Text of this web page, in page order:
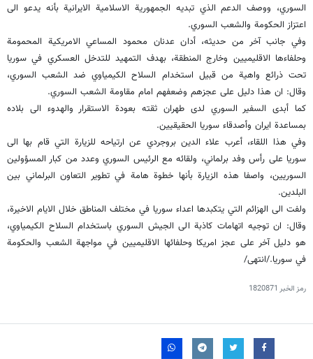
السوري، ووصف الدعم الذي تبديه الجمهورية الاسلامية الايرانية بأنه يدعو الى
اعتزاز الحكومة والشعب السوري.
وفي جانب آخر من حديثه، أدان عدنان محمود المساعي الامريكية المحمومة
وحلفاءها الاقليميين وخارج المنطقة، بهدف التمهيد للتدخل العسكري في سوريا
تحت ذرائع واهية من قبيل استخدام السلاح الكيمياوي ضد الشعب السوري،
وقال: ان هذا دليل على عجزهم وضعفهم امام مقاومة الشعب السوري.
كما أبدى السفير السوري لدى طهران ثقته بعودة الاستقرار والهدوء الى بلاده
بمساعدة ايران وأصدقاء سوريا الحقيقيين.
وفي هذا اللقاء، أعرب علاء الدين بروجردي عن ارتياحه للزيارة التي قام بها الى
سوريا على رأس وفد برلماني، ولقائه مع الرئيس السوري وعدد من كبار المسؤولين
السوريين، واصفا هذه الزيارة بأنها خطوة هامة في تطوير التعاون البرلماني بين
البلدين.
ولفت الى الهزائم التي يتكبدها اعداء سوريا في مختلف المناطق خلال الايام الاخيرة،
وقال: ان توجيه اتهامات كاذبة الى الجيش السوري باستخدام السلاح الكيمياوي،
هو دليل آخر على عجز امريكا وحلفائها الاقليميين في مواجهة الشعب والحكومة
في سوريا./انتهى/
رمز الخبر 1820871